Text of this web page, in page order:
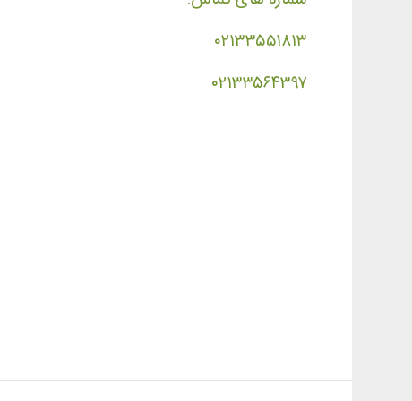
۰۲۱۳۳۵۵۱۸۱۳
۰۲۱۳۳۵۶۴۳۹۷